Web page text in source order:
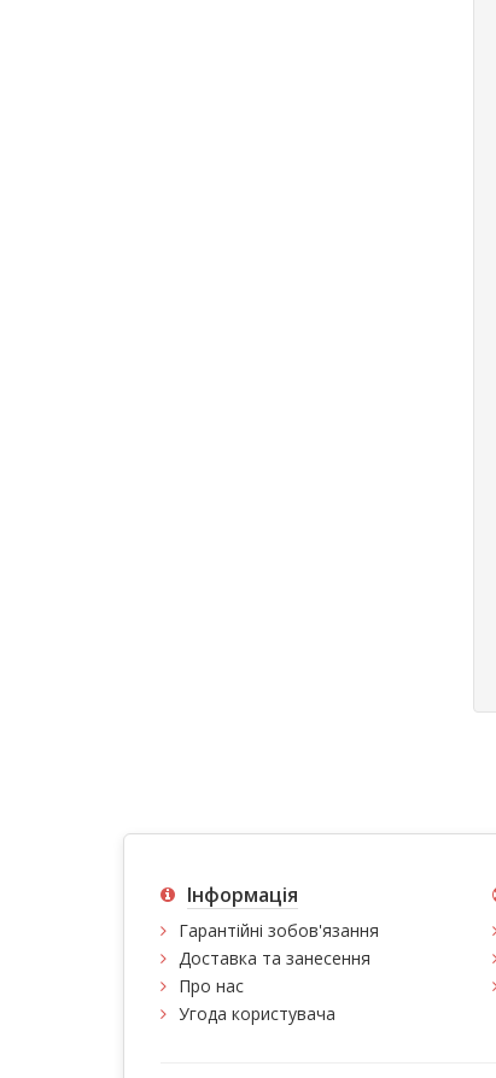
Інформація
Гарантійні зобов'язання
Доставка та занесення
Про нас
Угода користувача